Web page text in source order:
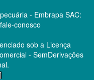
- Embrapa SAC:
conosco
sob a Licença
- SemDerivações